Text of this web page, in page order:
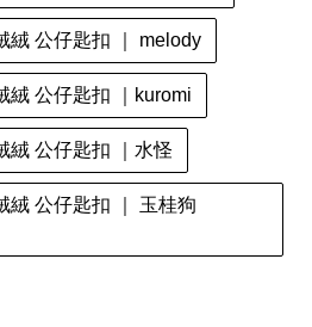
絨 公仔匙扣 ｜ melody
絨 公仔匙扣 ｜kuromi
絨 公仔匙扣 ｜水怪
絨 公仔匙扣 ｜ 玉桂狗